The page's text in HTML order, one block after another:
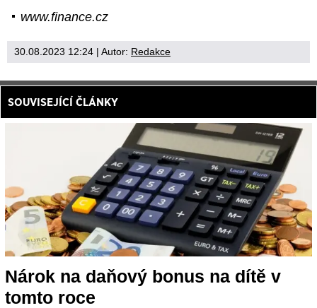
www.finance.cz
30.08.2023 12:24 | Autor: Redakce
SOUVISEJÍCÍ ČLÁNKY
Nárok na daňový bonus na dítě v
tomto roce